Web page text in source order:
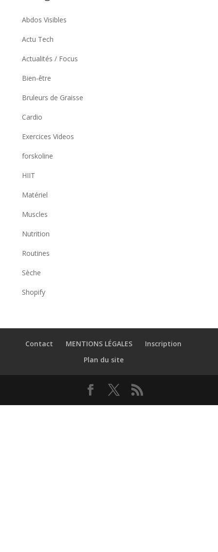
Abdos Visibles
Actu Tech
Actualités / Focus
Bien-être
Bruleurs de Graisse
Cardio
Exercices Videos
forskoline
HIIT
Matériel
Muscles
Nutrition
Routines
Sèche
Shopify
Contact MENTIONS LÉGALES
Inscription
Plan du site